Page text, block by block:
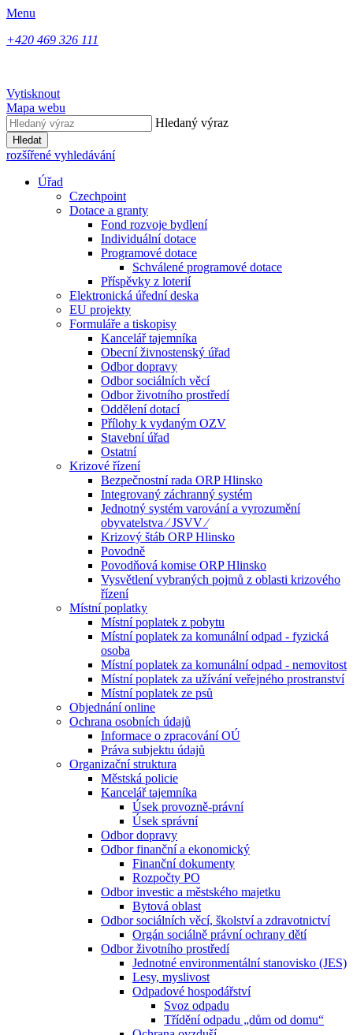
Menu
+420 469 326 111
Vytisknout
Mapa webu
Hledaný výraz
Hledat
rozšířené vyhledávání
Úřad
Czechpoint
Dotace a granty
Fond rozvoje bydlení
Individuální dotace
Programové dotace
Schválené programové dotace
Příspěvky z loterií
Elektronická úřední deska
EU projekty
Formuláře a tiskopisy
Kancelář tajemníka
Obecní živnostenský úřad
Odbor dopravy
Odbor sociálních věcí
Odbor životního prostředí
Oddělení dotací
Přílohy k vydaným OZV
Stavební úřad
Ostatní
Krizové řízení
Bezpečnostní rada ORP Hlinsko
Integrovaný záchranný systém
Jednotný systém varování a vyrozumění
obyvatelstva ⁄ JSVV ⁄
Krizový štáb ORP Hlinsko
Povodně
Povodňová komise ORP Hlinsko
Vysvětlení vybraných pojmů z oblasti krizového
řízení
Místní poplatky
Místní poplatek z pobytu
Místní poplatek za komunální odpad - fyzická
osoba
Místní poplatek za komunální odpad - nemovitost
Místní poplatek za užívání veřejného prostranství
Místní poplatek ze psů
Objednání online
Ochrana osobních údajů
Informace o zpracování OÚ
Práva subjektu údajů
Organizační struktura
Městská policie
Kancelář tajemníka
Úsek provozně-právní
Úsek správní
Odbor dopravy
Odbor finanční a ekonomický
Finanční dokumenty
Rozpočty PO
Odbor investic a městského majetku
Bytová oblast
Odbor sociálních věcí, školství a zdravotnictví
Orgán sociálně právní ochrany dětí
Odbor životního prostředí
Jednotné environmentální stanovisko (JES)
Lesy, myslivost
Odpadové hospodářství
Svoz odpadu
Třídění odpadu „dům od domu“